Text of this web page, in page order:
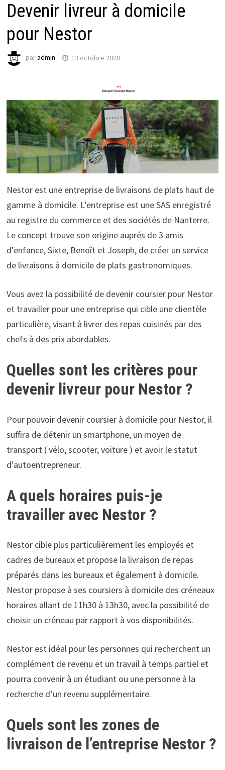
Devenir livreur à domicile
pour Nestor
paradmin 13 octobre 2020
Nestor est une entreprise de livraisons de plats haut de
gamme à domicile. L’entreprise est une SAS enregistré
au registre du commerce et des sociétés de Nanterre.
Le concept trouve son origine auprés de 3 amis
d’enfance, Sixte, Benoît et Joseph, de créer un service
de livraisons à domicile de plats gastronomiques.
Vous avez la possibilité de devenir coursier pour Nestor
et travailler pour une entreprise qui cible une clientèle
particulière, visant à livrer des repas cuisinés par des
chefs à des prix abordables.
Quelles sont les critères pour
devenir livreur pour Nestor ?
Pour pouvoir devenir coursier à domicile pour Nestor, il
suffira de détenir un smartphone, un moyen de
transport ( vélo, scooter, voiture ) et avoir le statut
d’autoentrepreneur.
A quels horaires puis-je
travailler avec Nestor ?
Nestor cible plus particulièrement les employés et
cadres de bureaux et propose la livraison de repas
préparés dans les bureaux et également à domicile.
Nestor propose à ses coursiers à domicile des créneaux
horaires allant de 11h30 à 13h30, avec la possibilité de
choisir un créneau par rapport à vos disponibilités.
Nestor est idéal pour les personnes qui recherchent un
complément de revenu et un travail à temps partiel et
pourra convenir à un étudiant ou une personne à la
recherche d’un revenu supplémentaire.
Quels sont les zones de
livraison de l’entreprise Nestor ?